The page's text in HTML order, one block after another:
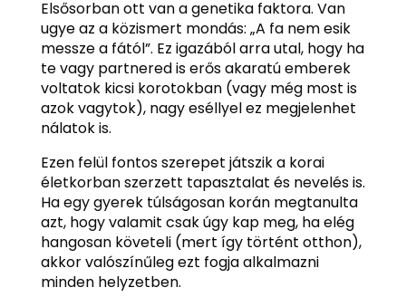
Elsősorban ott van a genetika faktora. Van
ugye az a közismert mondás: „A fa nem esik
messze a fától”. Ez igazából arra utal, hogy ha
te vagy partnered is erős akaratú emberek
voltatok kicsi korotokban (vagy még most is
azok vagytok), nagy eséllyel ez megjelenhet
nálatok is.
Ezen felül fontos szerepet játszik a korai
életkorban szerzett tapasztalat és nevelés is.
Ha egy gyerek túlságosan korán megtanulta
azt, hogy valamit csak úgy kap meg, ha elég
hangosan követeli (mert így történt otthon),
akkor valószínűleg ezt fogja alkalmazni
minden helyzetben.